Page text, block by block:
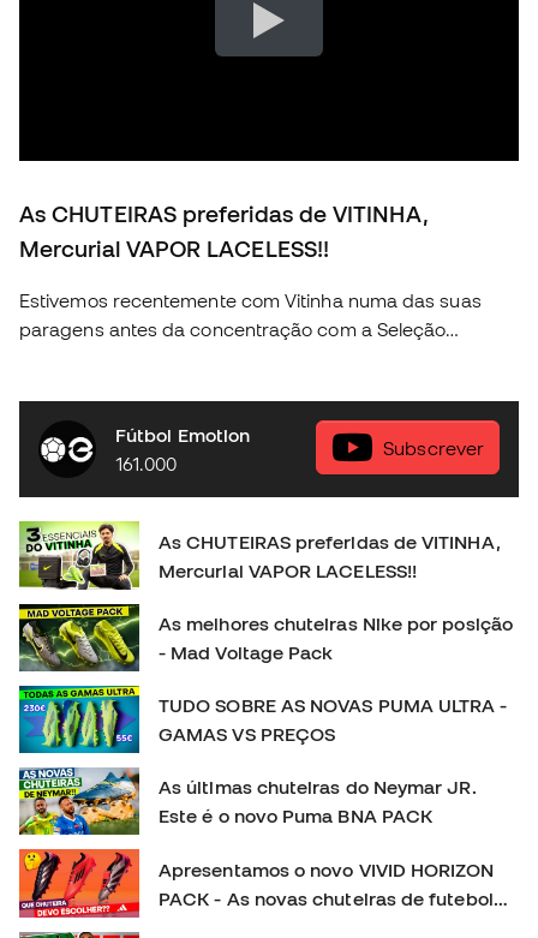
As CHUTEIRAS preferidas de VITINHA,
Mercurial VAPOR LACELESS!!
Estivemos recentemente com Vitinha numa das suas
paragens antes da concentração com a Seleção
seleção. Descobre a nova coleção Nike Football na tua
loja Fútbol Emotion mas perto de ti, ou então na nossa
loja online em 🛒 https://www.futbolemotion.com/pt
#nikefootball #nikemercurial #vitinha
Fútbol Emotion
161.000
Subscrever
As CHUTEIRAS preferidas de VITINHA,
Mercurial VAPOR LACELESS!!
As melhores chuteiras Nike por posição
- Mad Voltage Pack
TUDO SOBRE AS NOVAS PUMA ULTRA -
GAMAS VS PREÇOS
As últimas chuteiras do Neymar JR.
Este é o novo Puma BNA PACK
Apresentamos o novo VIVID HORIZON
PACK - As novas chuteiras de futebol